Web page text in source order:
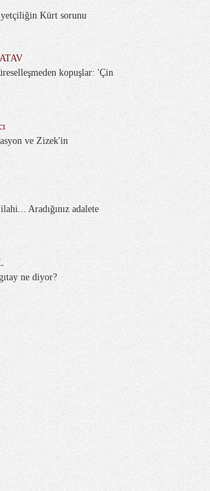
Kürt sorunu
kopuşlar: 'Çin
ve Zizek'in
Aradığınız adalete
ne diyor?